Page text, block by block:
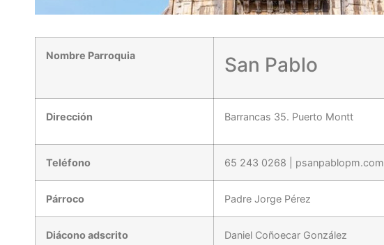
Nombre Parroquia San Pablo
Dirección Barrancas 35. Puerto Montt
Teléfono 65 243 0268 | psanpablopm.com
Párroco Padre Jorge Pérez
Diácono adscrito Daniel Coñoecar González